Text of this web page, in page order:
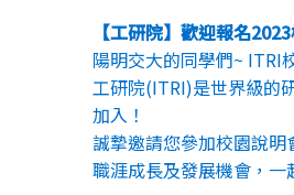
【工研院】歡迎報名2023
陽明交大的同學們~ ITRI
工研院(ITRI)是世界級的
加入！
誠摯邀請您參加校園說明
職涯成長及發展機會，一